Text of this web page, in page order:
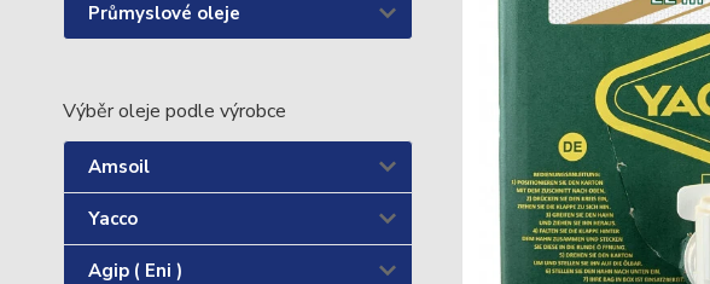
Průmyslové oleje
Výběr oleje podle výrobce
Amsoil
Yacco
Agip ( Eni )